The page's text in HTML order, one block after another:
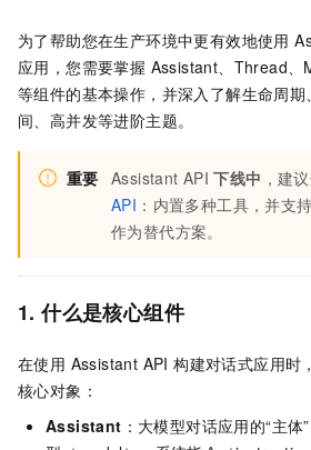
为了帮助您在生产环境中更有效地使用
应用，您需要掌握 Assistant、Thread
等组件的基本操作，并深入了解生命周
间、高并发等进阶主题。
重要 Assistant API 下线中 ，建
API ：内置多种工具，并支
作为替代方案。
1. 什么是核心组件
在使用 Assistant API 构建对话式应用时
核心对象：
Assistant ：大模型对话应用的“主